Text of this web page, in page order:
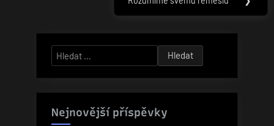
Next
Vyhledávání
Nejnovější příspěvky